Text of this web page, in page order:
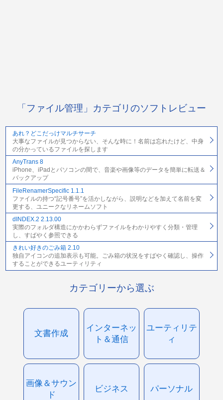
「ファイル管理」カテゴリのソフトレビュー
あれ？どこだっけマルチサーチ
大事なファイルが見つからない、そんな時に！名前は忘れたけど、中身
の分かっているファイルを探します
AnyTrans 8
iPhone、iPadとパソコンの間で、音楽や画像等のデータを簡単に転送＆
バックアップ
FileRenamerSpecific 1.1.1
ファイルの持つ“記号番号”を活かしながら、説明などを加えて名前を変
更する、ユニークなリネームソフト
dINDEX.2 2.13.00
実際のフォルダ構造にかかわらずファイルをわかりやすく分類・管理
し、すばやく参照できる
きれい好きのごみ箱 2.10
独自アイコンの追加表示も可能。ごみ箱の状況をすばやく確認し、操作
することができるユーティリティ
カテゴリーから選ぶ
文書作成
インターネッ
ト＆通信
ユーティリテ
ィ
画像＆サウン
ド
ビジネス パーソナル